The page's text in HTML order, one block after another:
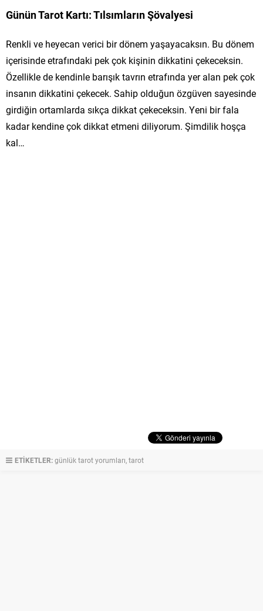
Günün Tarot Kartı: Tılsımların Şövalyesi
Renkli ve heyecan verici bir dönem yaşayacaksın. Bu dönem
içerisinde etrafındaki pek çok kişinin dikkatini çekeceksin.
Özellikle de kendinle barışık tavrın etrafında yer alan pek çok
insanın dikkatini çekecek. Sahip olduğun özgüven sayesinde
girdiğin ortamlarda sıkça dikkat çekeceksin. Yeni bir fala
kadar kendine çok dikkat etmeni diliyorum. Şimdilik hoşça
kal…
ETİKETLER:günlük tarot yorumları,tarot